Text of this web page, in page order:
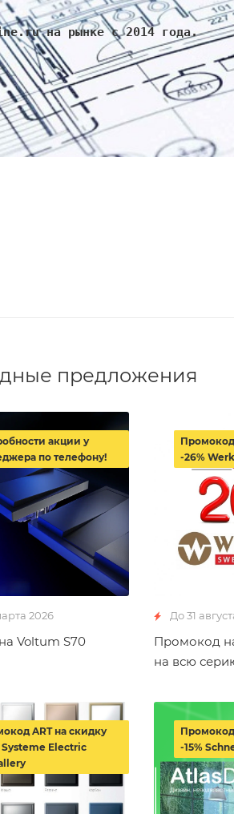
на рынке с 2014 года.
предложения
2026
Voltum S70
акции у
по телефону!
До 31
Промокод
на всю
Промокод
-26%
ART на скидку
Systeme Electric
Промокод
-15%